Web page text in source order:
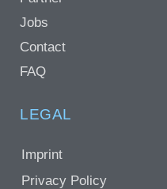
Jobs
Contact
FAQ
LEGAL
Imprint
Privacy Policy